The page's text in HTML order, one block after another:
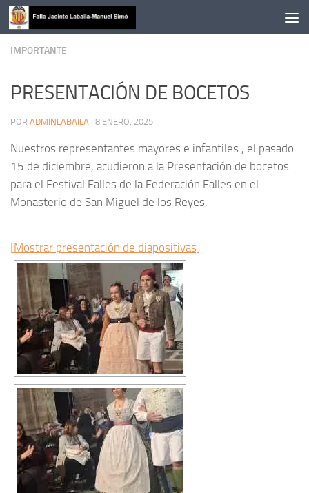
Saltar al contenido
IMPORTANTE
PRESENTACIÓN DE BOCETOS
POR ADMINLABAILA · 8 ENERO, 2025
Nuestros representantes mayores e infantiles , el pasado
15 de diciembre, acudieron a la Presentación de bocetos
para el Festival Falles de la Federación Falles en el
Monasterio de San Miguel de los Reyes.
[Mostrar presentación de diapositivas]